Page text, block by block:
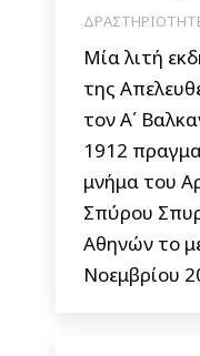
Μία λιτή
της
τον Α΄
1912
μνήμα του
Σπύρου
Αθηνών το
Νοεμβρίου